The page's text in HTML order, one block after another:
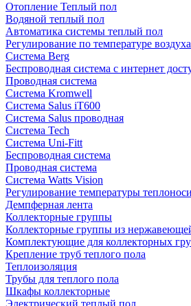
Отопление Теплый пол
Водяной теплый пол
Автоматика системы теплый пол
Регулирование по температуре воздуха
Система Berg
Беспроводная система с интернет
Проводная система
Система Kromwell
Система Salus iT600
Система Salus проводная
Система Tech
Система Uni-Fitt
Беспроводная система
Проводная система
Система Watts Vision
Регулирование температуры
Демпферная лента
Коллекторные группы
Коллекторные группы из
Комплектующие для коллекторных
Крепление труб теплого пола
Теплоизоляция
Трубы для теплого пола
Шкафы коллекторные
Электрический теплый пол